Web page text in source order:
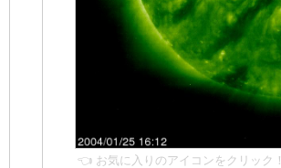
👈 お気に入りのアイコンをクリック！